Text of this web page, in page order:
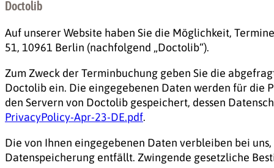
Doctolib
Auf unserer Website haben Sie die Möglichkeit,
51, 10961 Berlin (nachfolgend „Doctolib“).
Zum Zweck der Terminbuchung geben Sie die
Doctolib ein. Die eingegebenen Daten werden für die
den Servern von Doctolib gespeichert, dessen
PrivacyPolicy-Apr-23-DE.pdf.
Die von Ihnen eingegebenen Daten verbleiben bei
Datenspeicherung entfällt. Zwingende gesetzliche